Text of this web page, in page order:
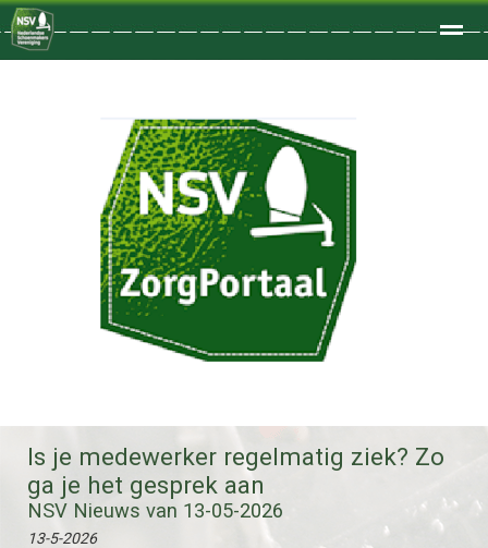
Zoeken Foto's
Is je medewerker regelmatig ziek? Zo
ga je het gesprek aan
NSV Nieuws van 13-05-2026
13-5-2026